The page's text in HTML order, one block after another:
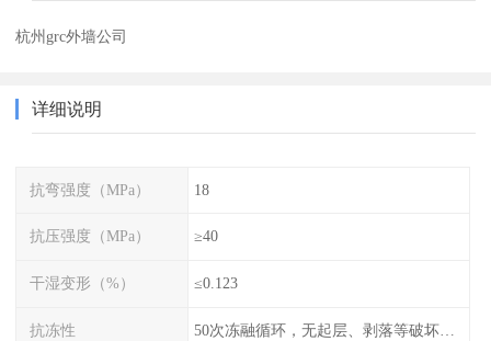
杭州grc外墙公司
详细说明
抗弯强度（MPa） 18
抗压强度（MPa） ≥40
干湿变形（%） ≤0.123
抗冻性 50次冻融循环，无起层、剥落等破坏现象